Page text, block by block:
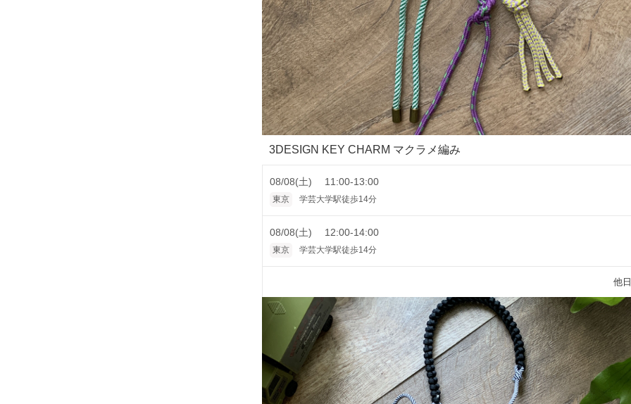
3DESIGN KEY CHARM マクラメ編み
08/08(土) 11:00-13:00
東京 学芸大学駅徒歩14分
08/08(土) 12:00-14:00
東京 学芸大学駅徒歩14分
他